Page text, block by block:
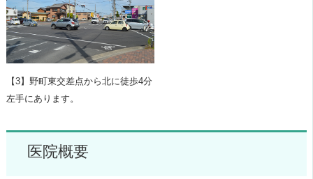
【3】野町東交差点から北に徒歩4分
左手にあります。
医院概要